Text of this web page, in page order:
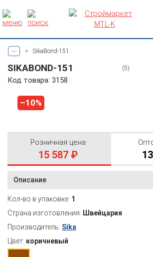
... > SikaBond-151
SIKABOND-151 (5)
Код товара: 3158
–10%
Розничная цена
15 587 ₽
Описание
Кол-во в упаковке: 1
Страна изготовления: Швейцария
Производитель: Sika
Цвет: коричневый